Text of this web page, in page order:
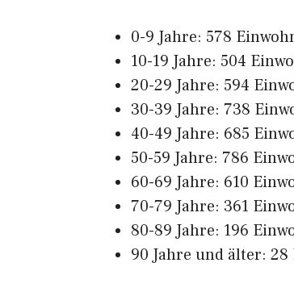
0-9 Jahre: 578
10-19 Jahre: 504
20-29 Jahre: 594
30-39 Jahre: 738
40-49 Jahre: 685
50-59 Jahre: 786
60-69 Jahre: 610
70-79 Jahre: 361
80-89 Jahre: 196
90 Jahre und älter: